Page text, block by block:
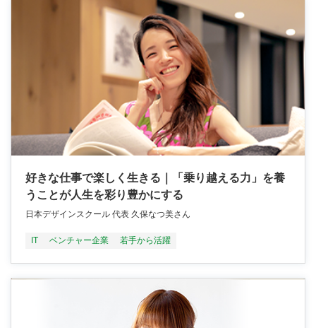
好きな仕事で楽しく生きる｜「乗り越える力」を養
うことが人生を彩り豊かにする
日本デザインスクール 代表 久保なつ美さん
IT ベンチャー企業 若手から活躍